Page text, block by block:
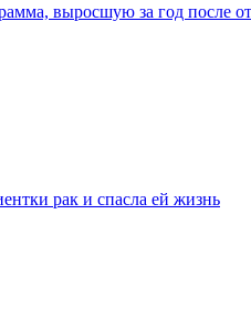
выросшую за год после
рак и спасла ей жизнь